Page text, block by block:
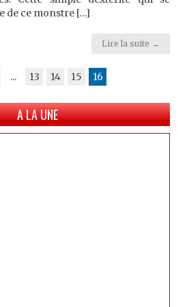
de ce monstre […]
Lire la suite →
... 13 14 15 16
A LA UNE